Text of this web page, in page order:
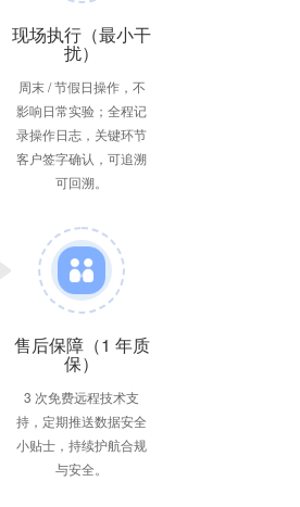
现场执行（最小干
扰）
周末 / 节假日操作，不
影响日常实验；全程记
录操作日志，关键环节
客户签字确认，可追溯
可回溯。
售后保障（1 年质
保）
3 次免费远程技术支
持，定期推送数据安全
小贴士，持续护航合规
与安全。